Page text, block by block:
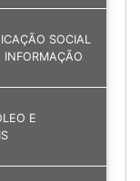
SOCIAL
INFORMAÇÃO
E